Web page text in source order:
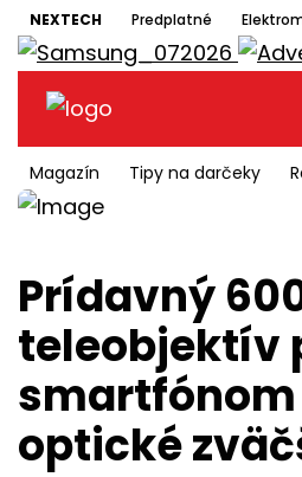
NEXTECH Predplatné
Magazín Tipy na darčeky
Prídavný
teleobjektív
smartfónom
optické